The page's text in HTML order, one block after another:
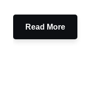
Read More